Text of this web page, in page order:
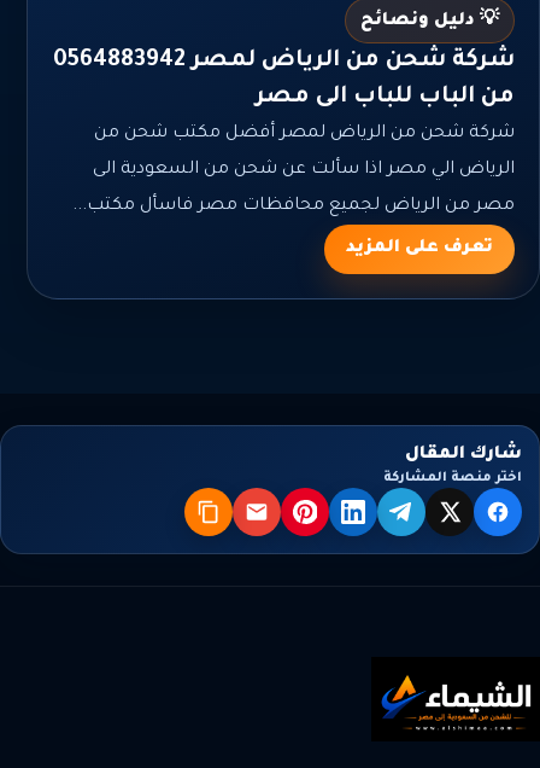
💡 دليل ونصائح
شركة شحن من الرياض لمصر 0564883942
من الباب للباب الى مصر
شركة شحن من الرياض لمصر أفضل مكتب شحن من
الرياض الي مصر اذا سألت عن شحن من السعودية الى
مصر من الرياض لجميع محافظات مصر فاسأل مكتب...
تعرف على المزيد
شارك المقال
اختر منصة المشاركة
فيسبوك
X تيليجراملينكدإنبنترستالبريد نسخ